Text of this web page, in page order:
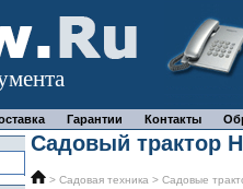
Гарантии Контакты
Садовый трактор
> Садовая техника > Садовые